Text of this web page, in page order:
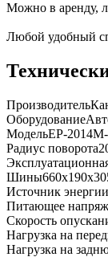
Можно в аренду,
Любой удобный
Производитель
Оборудование
МодельEP-
Радиус поворота
Шины
Источник энергии
Питающее
Скорость
Нагрузка на
Нагрузка на